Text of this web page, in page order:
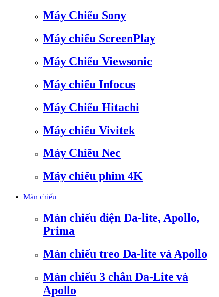
Máy Chiếu Sony
Máy chiếu ScreenPlay
Máy Chiếu Viewsonic
Máy chiếu Infocus
Máy Chiếu Hitachi
Máy chiếu Vivitek
Máy Chiếu Nec
Máy chiếu phim 4K
Màn chiếu
Màn chiếu điện Da-lite, Apollo,
Prima
Màn chiếu treo Da-lite và Apollo
Màn chiếu 3 chân Da-Lite và
Apollo